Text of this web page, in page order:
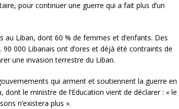
pour continuer une guerre qui a fait plus d’un
Liban, dont 60 % de femmes et d’enfants. Des
000 Libanais ont d’ores et déjà été contraints de
une invasion terrestre du Liban.
qui arment et soutiennent la guerre en
le ministre de l’Education vient de déclarer : « le
n’existera plus ».